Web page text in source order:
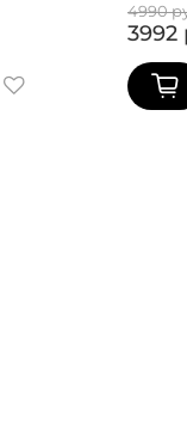
4990
3992